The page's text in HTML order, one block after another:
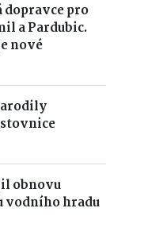
pro
a Pardubic.
nové
obnovu
vodního hradu